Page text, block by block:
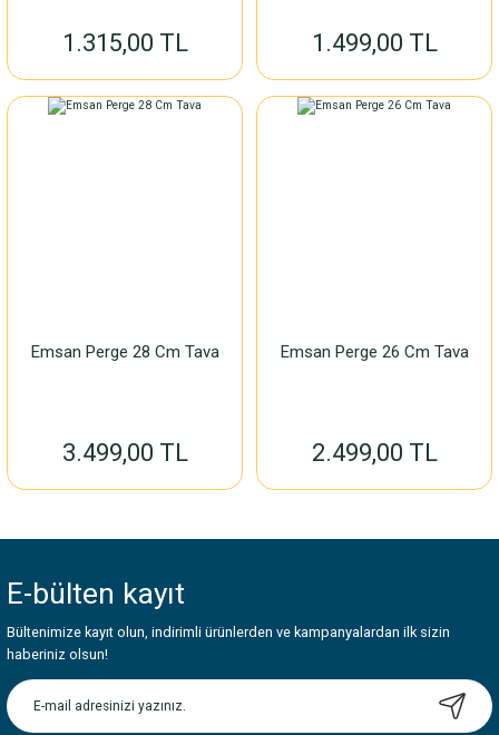
1.315,00 TL 1.499,00 TL
Emsan Perge 28 Cm Tava
3.499,00 TL
Emsan Perge 26 Cm Tava
2.499,00 TL
E-bülten kayıt
Bültenimize kayıt olun, indirimli ürünlerden ve kampanyalardan ilk sizin
haberiniz olsun!